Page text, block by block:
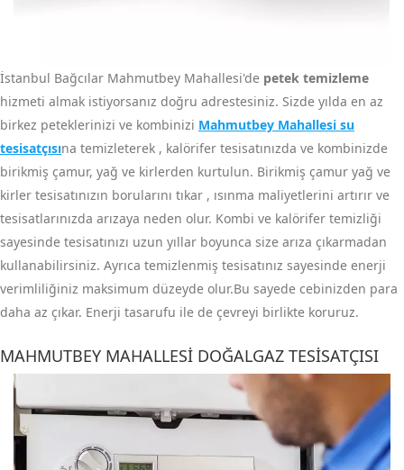
İstanbul Bağcılar Mahmutbey Mahallesi'de petek temizleme
hizmeti almak istiyorsanız doğru adrestesiniz. Sizde yılda en az
birkez peteklerinizi ve kombinizi Mahmutbey Mahallesi su
tesisatçısına temizleterek , kalörifer tesisatınızda ve kombinizde
birikmiş çamur, yağ ve kirlerden kurtulun. Birikmiş çamur yağ ve
kirler tesisatınızın borularını tıkar , ısınma maliyetlerini artırır ve
tesisatlarınızda arızaya neden olur. Kombi ve kalörifer temizliği
sayesinde tesisatınızı uzun yıllar boyunca size arıza çıkarmadan
kullanabilirsiniz. Ayrıca temizlenmiş tesisatınız sayesinde enerji
verimliliğiniz maksimum düzeyde olur.Bu sayede cebinizden para
daha az çıkar. Enerji tasarufu ile de çevreyi birlikte koruruz.
MAHMUTBEY MAHALLESI DOĞALGAZ TESISATÇISI